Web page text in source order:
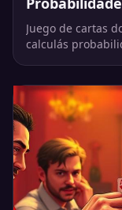
Juego de cartas
calculás